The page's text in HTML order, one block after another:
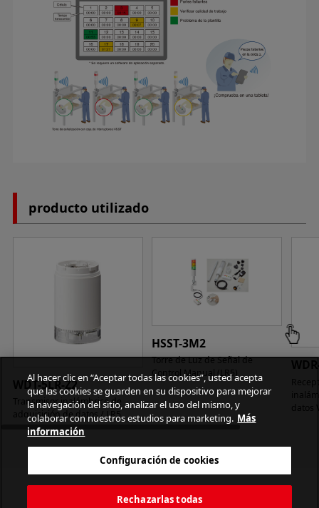
producto utilizado
WDT-5LR-Z2
Transmisor inalámbrico de
adquisición de datos / LR5
HSST-3M2
Torre de Luz de Señal de
Control Manual (LR5)
datos
Al hacer clic en “Aceptar todas las cookies”, usted acepta
que las cookies se guarden en su dispositivo para mejorar
la navegación del sitio, analizar el uso del mismo, y
colaborar con nuestros estudios para marketing. Más
información
Configuración de cookies
Rechazarlas todas